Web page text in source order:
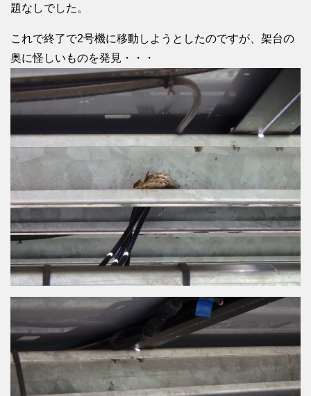
題なしでした。
これで終了で2号機に移動しようとしたのですが、架台の
奥に怪しいものを発見・・・